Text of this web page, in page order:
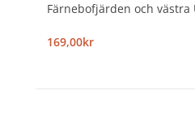
Färnebofjärden och västra
169,00kr